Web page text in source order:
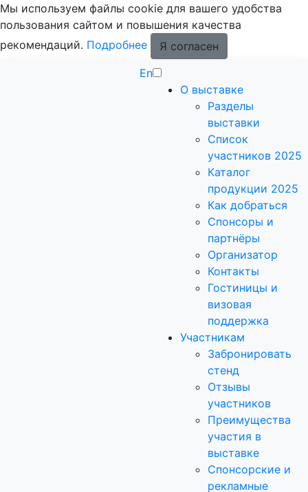
Мы используем файлы cookie для вашего удобства
пользования сайтом и повышения качества
рекомендаций. Подробнее
Я согласен
En
О выставке
Разделы
выставки
Список
участников 2025
Каталог
продукции 2025
Как добраться
Спонсоры и
партнёры
Организатор
Контакты
Гостиницы и
визовая
поддержка
Участникам
Забронировать
стенд
Отзывы
участников
Преимущества
участия в
выставке
Спонсорские и
рекламные